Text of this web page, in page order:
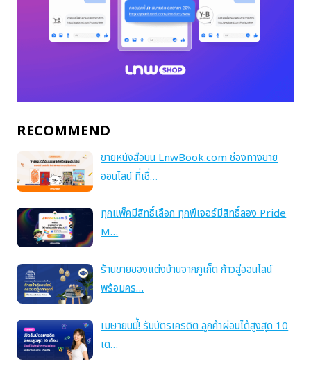
RECOMMEND
ขายหนังสือบน LnwBook.com ช่องทางขาย
ออนไลน์ ที่เชื่…
ทุกแพ็คมีสิทธิ์เลือก ทุกฟีเจอร์มีสิทธิ์ลอง Pride
M…
ร้านขายของแต่งบ้านจากภูเก็ต ก้าวสู่ออนไลน์
พร้อมคร…
เมษายนนี้! รับบัตรเครดิต ลูกค้าผ่อนได้สูงสุด 10
เด…